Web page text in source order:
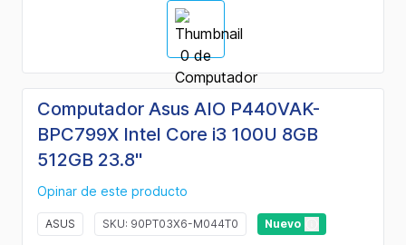
Computador Asus AIO P440VAK-
BPC799X Intel Core i3 100U 8GB
512GB 23.8"
Opinar de este producto
ASUS SKU: 90PT03X6-M044T0 Nuevo